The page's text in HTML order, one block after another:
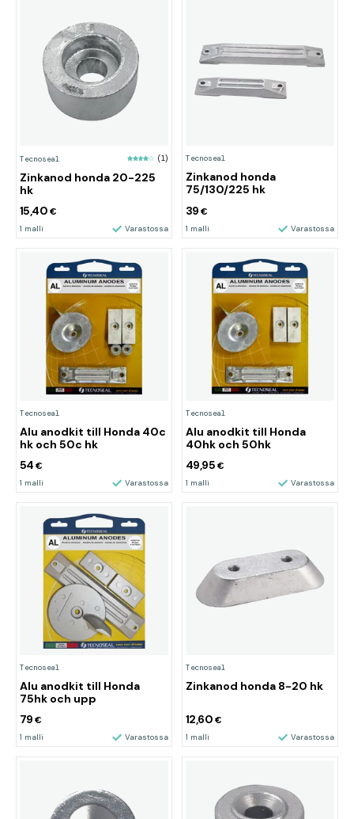
Tecnoseal (1)
Zinkanod honda 20-225
hk
15,40 €
1 malli Varastossa
Tecnoseal
Zinkanod honda
75/130/225 hk
39€
1 malli Varastossa
Tecnoseal
Alu anodkit till Honda 40c
hk och 50c hk
54€
1 malli Varastossa
Tecnoseal
Alu anodkit till Honda
40hk och 50hk
49,95 €
1 malli Varastossa
Tecnoseal
Alu anodkit till Honda
75hk och upp
79€
1 malli Varastossa
Tecnoseal
Zinkanod honda 8-20 hk
12,60 €
1 malli Varastossa